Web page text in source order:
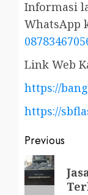
Informasi
WhatsApp
Link Web
https://
https://
Post
Previous
Previous
post: